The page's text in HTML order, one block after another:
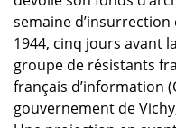
semaine d’insurrection
1944, cinq jours avant
groupe de résistants
français d’information
gouvernement de